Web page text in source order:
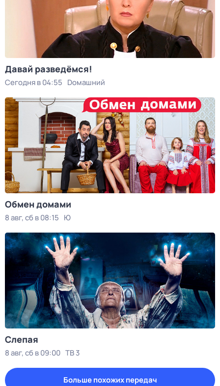
Давай рaзвeдёмся!
Сегодня в 04:55 Dомашний
Обмен домами
8 авг, сб в 08:15 Ю
Слепая
8 авг, сб в 09:00 ТВ 3
Больше похожих передач